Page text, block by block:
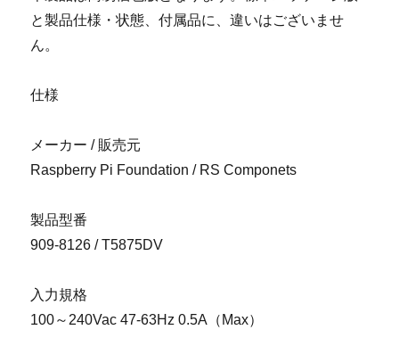
と製品仕様・状態、付属品に、違いはございませ
ん。
仕様
メーカー / 販売元
Raspberry Pi Foundation / RS Componets
製品型番
909-8126 / T5875DV
入力規格
100～240Vac 47-63Hz 0.5A（Max）